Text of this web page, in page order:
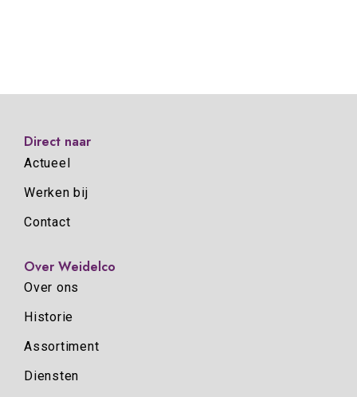
Direct naar
Actueel
Werken bij
Contact
Over Weidelco
Over ons
Historie
Assortiment
Diensten